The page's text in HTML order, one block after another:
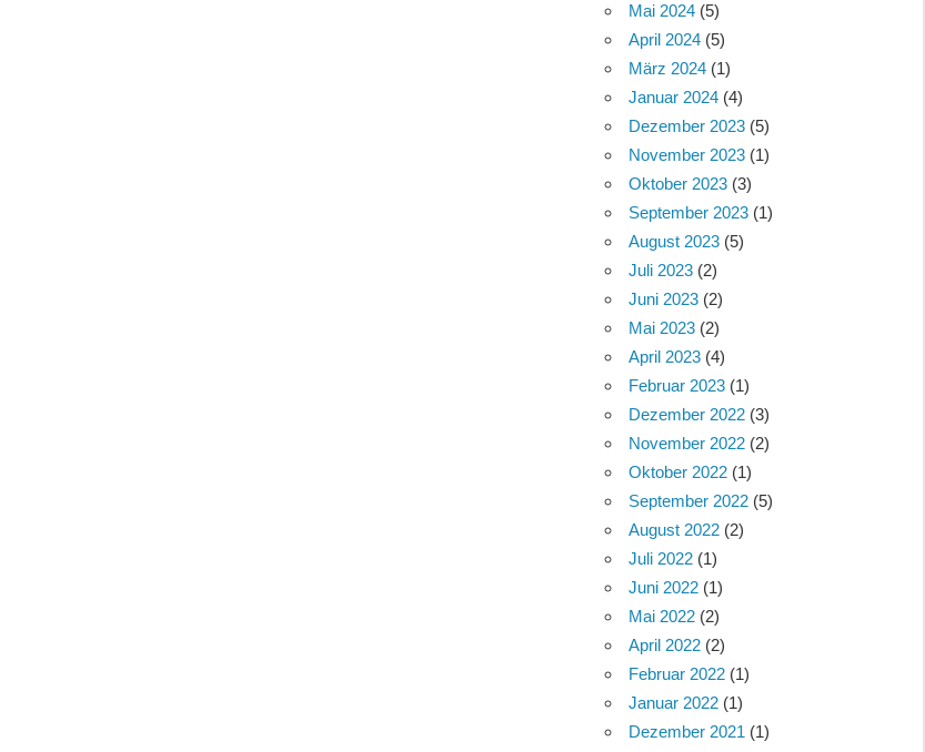
Mai 2024 (5)
April 2024 (5)
März 2024 (1)
Januar 2024 (4)
Dezember 2023 (5)
November 2023 (1)
Oktober 2023 (3)
September 2023 (1)
August 2023 (5)
Juli 2023 (2)
Juni 2023 (2)
Mai 2023 (2)
April 2023 (4)
Februar 2023 (1)
Dezember 2022 (3)
November 2022 (2)
Oktober 2022 (1)
September 2022 (5)
August 2022 (2)
Juli 2022 (1)
Juni 2022 (1)
Mai 2022 (2)
April 2022 (2)
Februar 2022 (1)
Januar 2022 (1)
Dezember 2021 (1)